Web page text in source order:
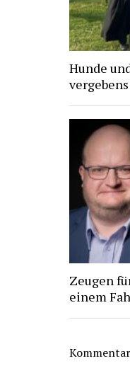
Hunde
Zeugen
einem